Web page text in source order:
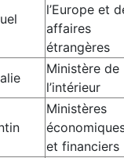
l’Europe et
affaires
étrangères
Ministère de
l’intérieur
Ministères
et financiers